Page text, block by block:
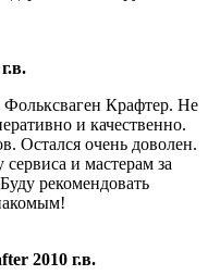
Фольксваген Крафтер. Не
и качественно.
Остался очень доволен.
и мастерам за
рекомендовать
2010 г.в.